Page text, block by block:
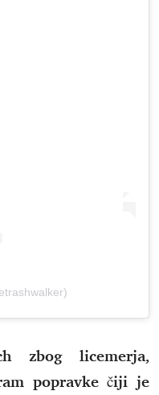
zbog licemerja,
popravke čiji je